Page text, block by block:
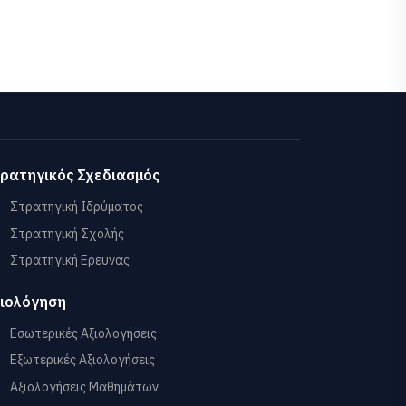
Σχεδιασμός
Στρατηγική Ιδρύματος
Στρατηγική Σχολής
Στρατηγική Ερευνας
Εσωτερικές Αξιολογήσεις
Εξωτερικές Αξιολογήσεις
Αξιολογήσεις Μαθημάτων